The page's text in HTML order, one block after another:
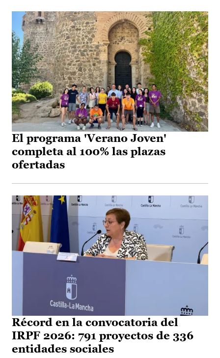
El programa 'Verano Joven'
completa al 100% las plazas
ofertadas
Récord en la convocatoria del
IRPF 2026: 791 proyectos de 336
entidades sociales